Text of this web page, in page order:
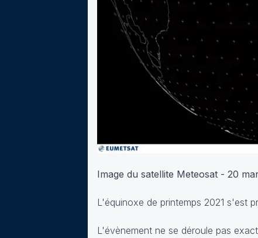
Image du satellite Meteosat - 20
L'équinoxe de printemps 2021 s'est
L'évènement ne se déroule pas